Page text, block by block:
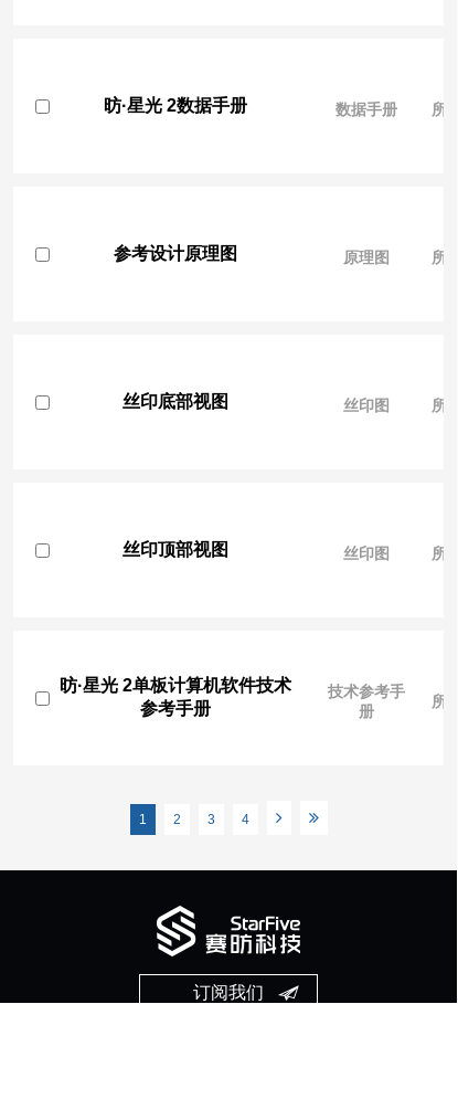
昉·星光 2数据手册 数据手册 所
参考设计原理图 原理图 所
丝印底部视图 丝印图 所
丝印顶部视图 丝印图 所
昉·星光 2单板计算机软件技术
参考手册
技术参考手
册
所
1 2 3 4
订阅我们